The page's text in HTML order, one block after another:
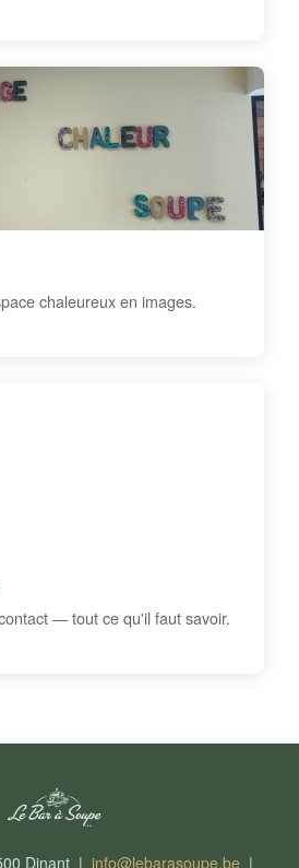
chaleureux en images.
— tout ce qu'il faut savoir.
Dinant | info@lebarasoupe.be|